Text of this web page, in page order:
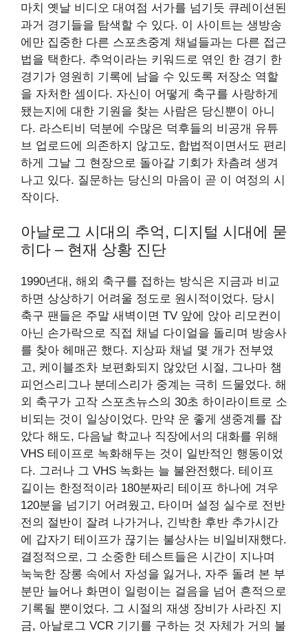
마치 옛날 비디오 대여점 서가를 넘기듯 큐레이션된
과거 경기들을 탐색할 수 있다. 이 사이트는 생방송
에만 집중한 다른 스포츠중계 채널들과는 다른 접근
법을 택한다. 추억이라는 키워드로 엮인 한 경기 한
경기가 영원히 기록에 남을 수 있도록 저장소 역할
을 자처한 셈이다. 자신이 어떻게 축구를 사랑하게
됐는지에 대한 기원을 찾는 사람은 당신뿐이 아니
다. 라스티비 덕분에 수많은 덕후들의 비공개 유튜
브 업로드에 의존하지 않고도, 합법적이면서도 편리
하게 그날 그 현장으로 돌아갈 기회가 차츰려 생겨
나고 있다. 질문하는 당신의 마음이 곧 이 여정의 시
작이다.
아날로그 시대의 추억, 디지털 시대에 묻
히다 – 현재 상황 진단
1990년대, 해외 축구를 접하는 방식은 지금과 비교
하면 상상하기 어려울 정도로 원시적이었다. 당시
축구 팬들은 주말 새벽이면 TV 앞에 앉아 리모컨이
아닌 손가락으로 직접 채널 다이얼을 돌리며 방송사
를 찾아 헤매곤 했다. 지상파 채널 몇 개가 전부였
고, 케이블조차 보편화되지 않았던 시절, 그나마 챔
피언스리그나 분데스리가 중계는 극히 드물었다. 해
외 축구가 고작 스포츠뉴스의 30초 하이라이트로 소
비되는 것이 일상이었다. 만약 운 좋게 생중계를 잡
았다 해도, 다음날 학교나 직장에서의 대화를 위해
VHS 테이프로 녹화해두는 것이 일반적인 행동이었
다. 그러나 그 VHS 녹화는 늘 불완전했다. 테이프
길이는 한정적이라 180분짜리 테이프 하나에 겨우
120분을 넘기기 어려웠고, 타이머 설정 실수로 전반
전의 절반이 잘려 나가거나, 긴박한 후반 추가시간
에 갑자기 테이프가 끊기는 불상사는 비일비재했다.
결정적으로, 그 소중한 테스트들은 시간이 지나며
눅눅한 장롱 속에서 자성을 잃거나, 자주 돌려 본 부
분만 늘어나 화면이 일렁이는 걸음을 넘어 흔적으로
기록될 뿐이었다. 그 시절의 재생 장비가 사라진 지
금, 아날로그 VCR 기기를 구하는 것 자체가 거의 불